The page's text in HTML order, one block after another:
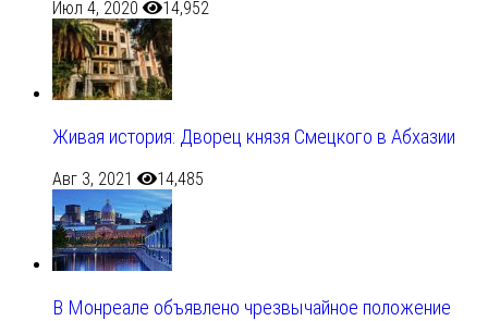
Июл 4, 2020 14,952
Живая история: Дворец князя Смецкого в Абхазии
Авг 3, 2021 14,485
В Монреале объявлено чрезвычайное положение